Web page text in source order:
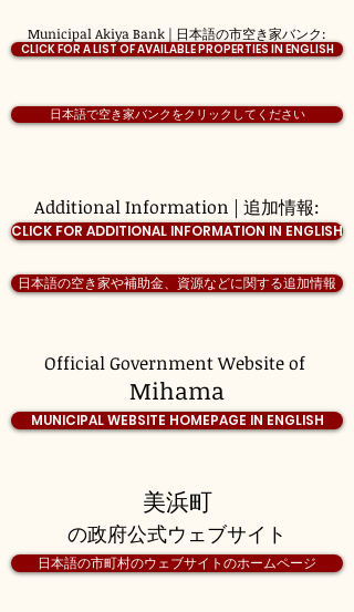
Official Government Website of
Additional Information | 追加情報:
Municipal Akiya Bank | 日本語の市空き家バンク:
日本語で空き家バンクをクリックしてください
Mihama
CLICK FOR ADDITIONAL INFORMATION IN ENGLISH
MUNICIPAL WEBSITE HOMEPAGE IN ENGLISH
美浜町
日本語の市町村のウェブサイトのホームページ
の政府公式ウェブサイト
CLICK FOR A LIST OF AVAILABLE PROPERTIES IN ENGLISH
日本語の空き家や補助金、資源などに関する追加情報